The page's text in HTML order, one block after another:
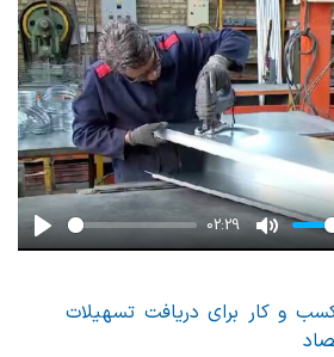
Play
02:29
Mute
۵۰ هزار کسب و کار برای دریافت تسهیلات